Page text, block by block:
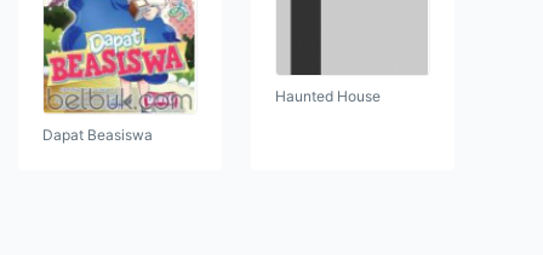
Dapat Beasiswa
Haunted House